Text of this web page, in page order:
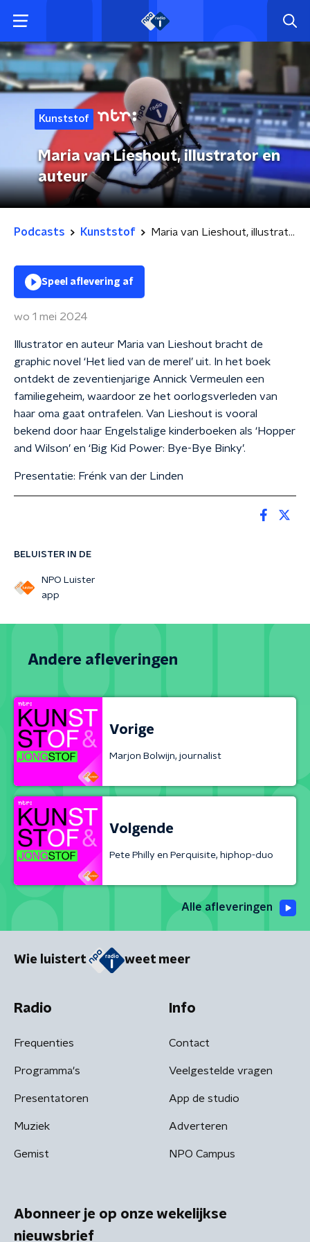
Kunststof
Maria van Lieshout, illustrator en
auteur
Podcasts Kunststof Maria van Lieshout, illustrator en auteur
BELUISTER IN DE
NPO Luister
app
Speel aflevering af
wo 1 mei 2024
Illustrator en auteur Maria van Lieshout bracht de
graphic novel ‘Het lied van de merel’ uit. In het boek
ontdekt de zeventienjarige Annick Vermeulen een
familiegeheim, waardoor ze het oorlogsverleden van
haar oma gaat ontrafelen. Van Lieshout is vooral
bekend door haar Engelstalige kinderboeken als ‘Hopper
and Wilson’ en ‘Big Kid Power: Bye-Bye Binky’.
Presentatie: Frénk van der Linden
Andere afleveringen
Vorige
Marjon Bolwijn, journalist
Volgende
Pete Philly en Perquisite, hiphop-duo
Alle afleveringen
Wie luistert weet meer
Radio
Frequenties
Programma's
Presentatoren
Muziek
Gemist
Info
Contact
Veelgestelde vragen
App de studio
Adverteren
NPO Campus
Abonneer je op onze wekelijkse
nieuwsbrief